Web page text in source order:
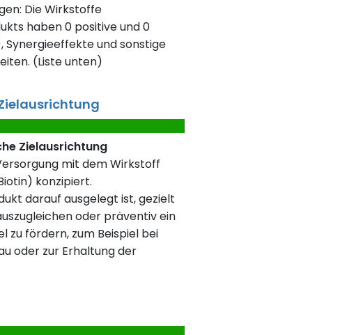
Die Wirkstoffe
haben 0 positive und 0
und sonstige
(Liste unten)
Zielausrichtung
mit dem Wirkstoff
konzipiert.
darauf ausgelegt ist, gezielt
oder präventiv ein
zu fördern, zum Beispiel bei
oder zur Erhaltung der